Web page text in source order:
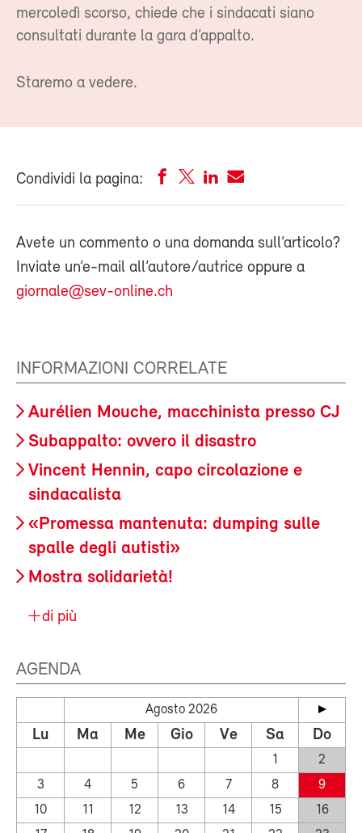
mercoledì scorso, chiede che i sindacati siano
consultati durante la gara d’appalto.
Staremo a vedere.
Condividi la pagina:
Avete un commento o una domanda sull’articolo?
Inviate un’e-mail all’autore/autrice oppure a
giornale@sev-online.ch
INFORMAZIONI CORRELATE
Aurélien Mouche, macchinista presso CJ
Subappalto: ovvero il disastro
Vincent Hennin, capo circolazione e
sindacalista
«Promessa mantenuta: dumping sulle
spalle degli autisti»
Mostra solidarietà!
di più
AGENDA
Agosto 2026
Lu Ma Me Gio Ve Sa Do
1
2
3
4 5 6 7 8
9
10
11 12 13 14 15
16